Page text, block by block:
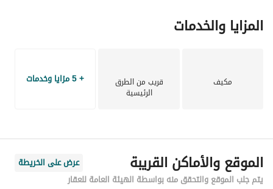
المزايا والخدمات
مكيف قريب من الطرق
الرئيسية
+ 5 مزايا وخدمات
الموقع والأماكن القريبة
عرض على الخريطة
يتم جلب الموقع والتحقق منه بواسطة الهيئة العامة للعقار